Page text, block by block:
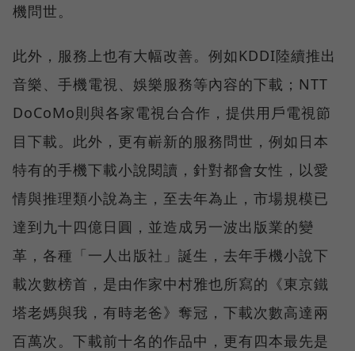
機問世。
此外，服務上也有大幅改善。例如KDDI陸續推出
音樂、手機電視、娛樂服務等內容的下載；NTT
DoCoMo則與各家電視台合作，提供用戶電視節
目下載。此外，更有嶄新的服務問世，例如日本
特有的手機下載小說閱讀，針對都會女性，以愛
情與推理類小說為主，至去年為止，市場規模已
達到九十四億日圓，並造成另一波出版業的變
革，各種「一人出版社」誕生，去年手機小說下
載次數榜首，是由作家中村雅也所寫的《東京鐵
塔老媽與我，有時老爸》奪冠，下載次數高達兩
百萬次。下載前十名的作品中，更有四本最先是